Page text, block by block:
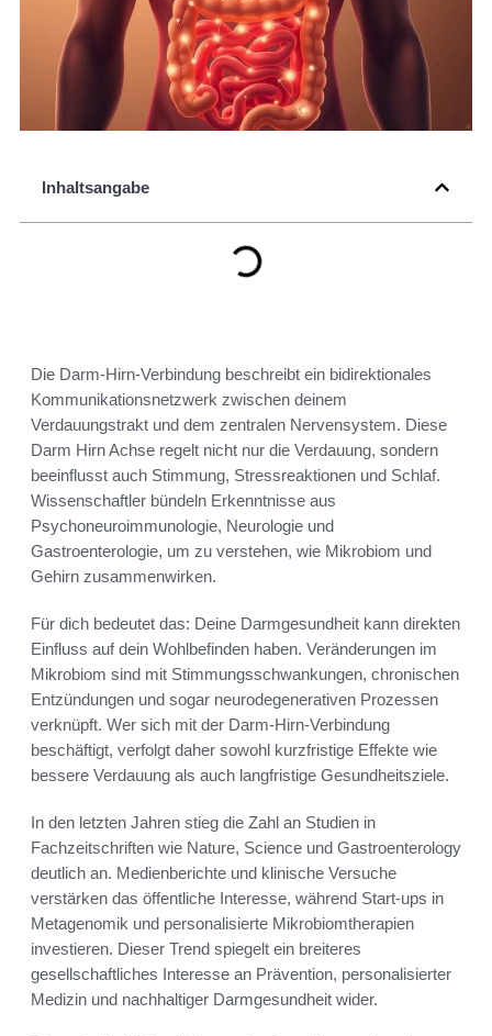
Inhaltsangabe
Die Darm-Hirn-Verbindung beschreibt ein bidirektionales
Kommunikationsnetzwerk zwischen deinem
Verdauungstrakt und dem zentralen Nervensystem. Diese
Darm Hirn Achse regelt nicht nur die Verdauung, sondern
beeinflusst auch Stimmung, Stressreaktionen und Schlaf.
Wissenschaftler bündeln Erkenntnisse aus
Psychoneuroimmunologie, Neurologie und
Gastroenterologie, um zu verstehen, wie Mikrobiom und
Gehirn zusammenwirken.
Für dich bedeutet das: Deine Darmgesundheit kann direkten
Einfluss auf dein Wohlbefinden haben. Veränderungen im
Mikrobiom sind mit Stimmungsschwankungen, chronischen
Entzündungen und sogar neurodegenerativen Prozessen
verknüpft. Wer sich mit der Darm-Hirn-Verbindung
beschäftigt, verfolgt daher sowohl kurzfristige Effekte wie
bessere Verdauung als auch langfristige Gesundheitsziele.
In den letzten Jahren stieg die Zahl an Studien in
Fachzeitschriften wie Nature, Science und Gastroenterology
deutlich an. Medienberichte und klinische Versuche
verstärken das öffentliche Interesse, während Start-ups in
Metagenomik und personalisierte Mikrobiomtherapien
investieren. Dieser Trend spiegelt ein breiteres
gesellschaftliches Interesse an Prävention, personalisierter
Medizin und nachhaltiger Darmgesundheit wider.